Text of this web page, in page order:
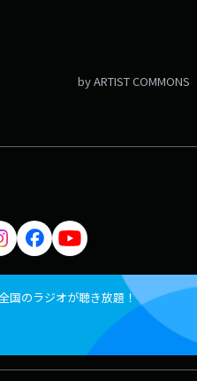
by ARTIST COMMONS
国のラジオが聴き放題！